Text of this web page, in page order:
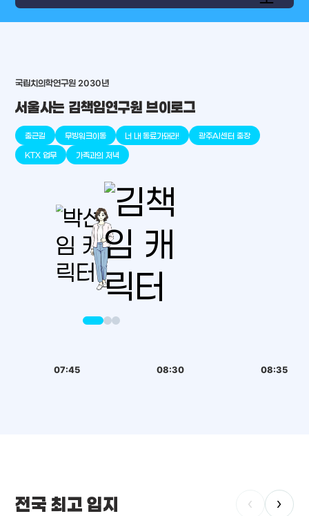
arrow_selector_tool
place
천안
place
세종
place
판교
place
오송
place place
원주
국립치의학연구원 2030년
서울사는 김책임연구원 브이로그
출근길 무빙워크이동 너 내 동료가돼라! 광주AI센터 출장
KTX 업무 가족과의 저녁
07:45 08:30 08:35
전국 최고 입지 ‹ ›